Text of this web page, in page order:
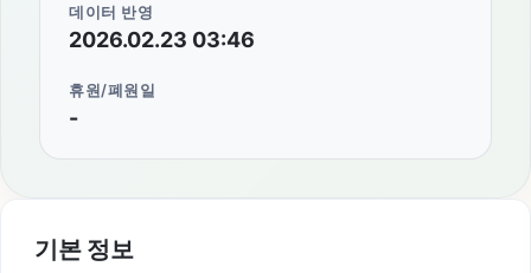
데이터 반영
2026.02.23 03:46
휴원/폐원일
-
기본 정보